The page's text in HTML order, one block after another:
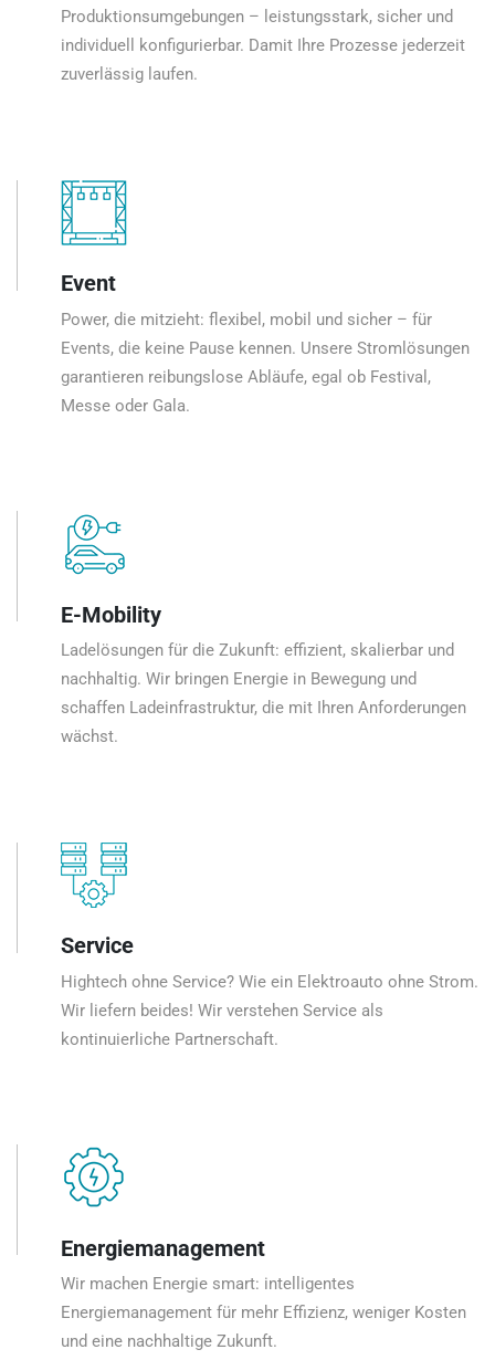
Produktionsumgebungen – leistungsstark, sicher und
individuell konfigurierbar. Damit Ihre Prozesse jederzeit
zuverlässig laufen.
Event
Power, die mitzieht: flexibel, mobil und sicher – für
Events, die keine Pause kennen. Unsere Stromlösungen
garantieren reibungslose Abläufe, egal ob Festival,
Messe oder Gala.
E-Mobility
Ladelösungen für die Zukunft: effizient, skalierbar und
nachhaltig. Wir bringen Energie in Bewegung und
schaffen Ladeinfrastruktur, die mit Ihren Anforderungen
wächst.
Service
Hightech ohne Service? Wie ein Elektroauto ohne Strom.
Wir liefern beides! Wir verstehen Service als
kontinuierliche Partnerschaft.
Energiemanagement
Wir machen Energie smart: intelligentes
Energiemanagement für mehr Effizienz, weniger Kosten
und eine nachhaltige Zukunft.